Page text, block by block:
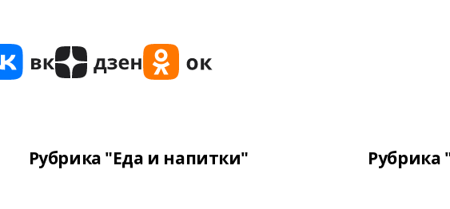
Рубрика "Еда и напитки"